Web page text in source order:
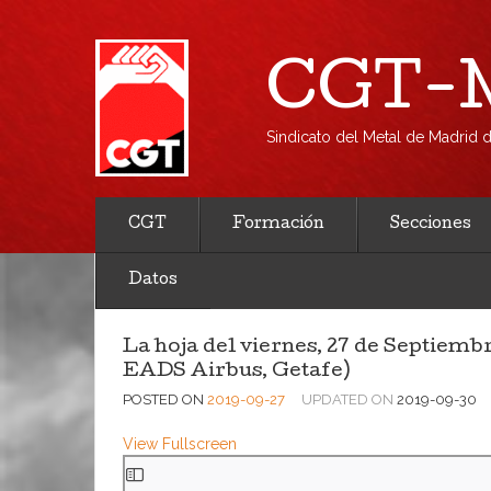
CGT-
Sindicato del Metal de Madrid
CGT Formación Secciones
Datos
La hoja del viernes, 27 de
EADS Airbus, Getafe)
POSTED ON 2019-09-27 UPDATED ON 2019-09-30
View Fullscreen
Saltar
al